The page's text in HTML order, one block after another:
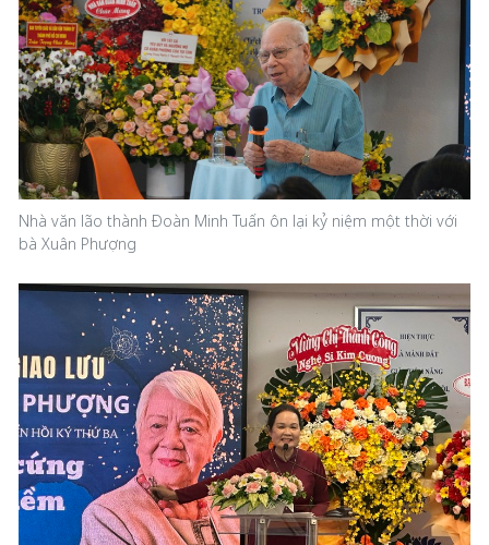
Nhà văn lão thành Đoàn Minh Tuấn ôn lại kỷ niệm một thời với
bà Xuân Phượng